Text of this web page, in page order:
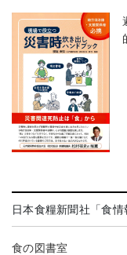
日本食糧新聞社「食情
食の図書室